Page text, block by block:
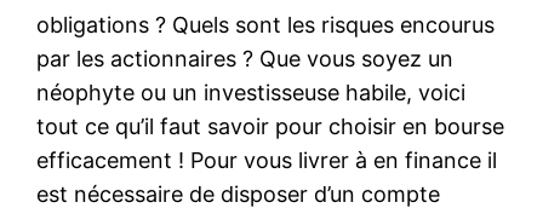
obligations ? Quels sont les risques encourus
par les actionnaires ? Que vous soyez un
néophyte ou un investisseuse habile, voici
tout ce qu’il faut savoir pour choisir en bourse
efficacement ! Pour vous livrer à en finance il
est nécessaire de disposer d’un compte